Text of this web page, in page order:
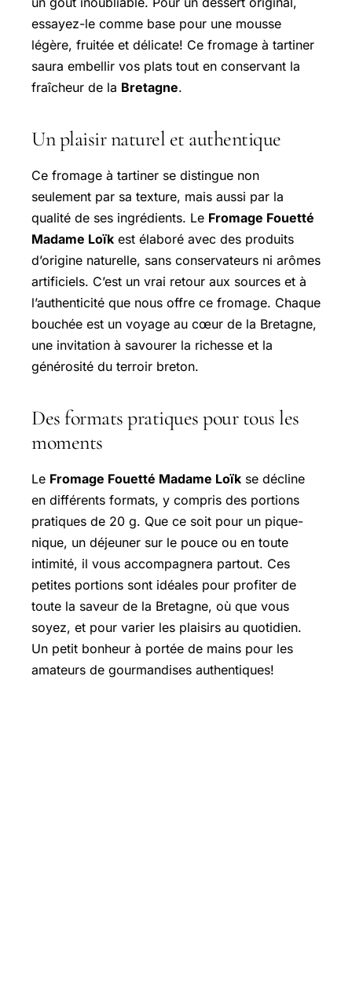
essayez-le comme base pour une mousse
légère, fruitée et délicate! Ce fromage à tartiner
saura embellir vos plats tout en conservant la
fraîcheur de la Bretagne.
Un plaisir naturel et authentique
Ce fromage à tartiner se distingue non
seulement par sa texture, mais aussi par la
qualité de ses ingrédients. Le Fromage Fouetté
Madame Loïk est élaboré avec des produits
d’origine naturelle, sans conservateurs ni arômes
artificiels. C’est un vrai retour aux sources et à
l’authenticité que nous offre ce fromage. Chaque
bouchée est un voyage au cœur de la Bretagne,
une invitation à savourer la richesse et la
générosité du terroir breton.
Des formats pratiques pour tous les
moments
Le Fromage Fouetté Madame Loïk se décline
en différents formats, y compris des portions
pratiques de 20 g. Que ce soit pour un pique-
nique, un déjeuner sur le pouce ou en toute
intimité, il vous accompagnera partout. Ces
petites portions sont idéales pour profiter de
toute la saveur de la Bretagne, où que vous
soyez, et pour varier les plaisirs au quotidien.
Un petit bonheur à portée de mains pour les
amateurs de gourmandises authentiques!